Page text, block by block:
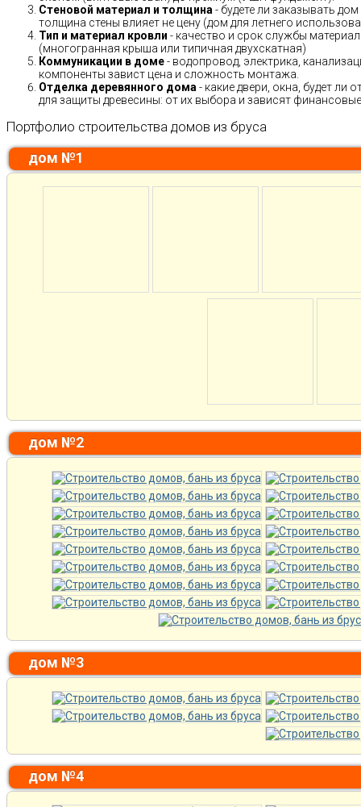
Стеновой материал и толщина - будете ли заказывать
толщина стены влияет не цену (дом для летнего
Тип и материал кровли - качество и срок службы
(многогранная крыша или типичная двухскатная)
Коммуникации в доме- водопровод, электрика,
компоненты завист цена и сложность монтажа.
Отделка деревянного дома - какие двери, окна, будет
для защиты древесины: от их выбора и зависят
Портфолио строительства домов из бруса
дом №1
дом №2
дом №3
дом №4